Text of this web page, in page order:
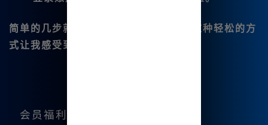
简单的几步就让我踏上了创作的旅程，这种轻松的方
式让我感受到了AI艺术创作的乐趣。
会员福利解析